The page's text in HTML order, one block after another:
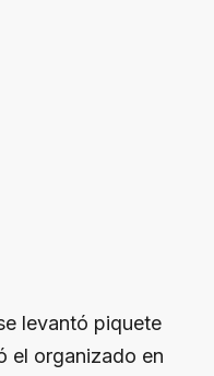
levantó piquete
el organizado en